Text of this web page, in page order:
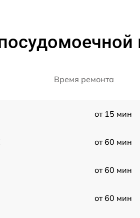
Время ремонта
от 15 мин
от 60 мин
от 60 мин
от 60 мин